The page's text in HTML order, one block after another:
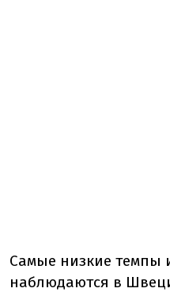
Самые низкие темпы
наблюдаются в